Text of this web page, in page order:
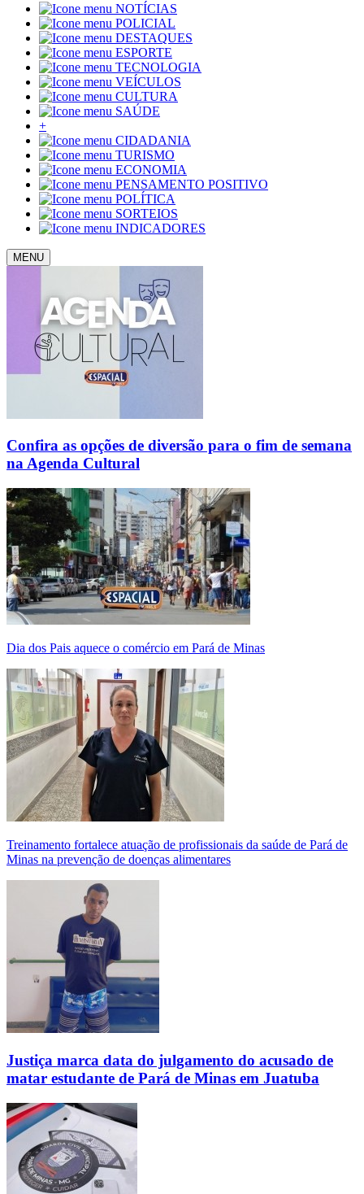
NOTÍCIAS
POLICIAL
DESTAQUES
ESPORTE
TECNOLOGIA
VEÍCULOS
CULTURA
SAÚDE
+
CIDADANIA
TURISMO
ECONOMIA
PENSAMENTO POSITIVO
POLÍTICA
SORTEIOS
INDICADORES
MENU
Confira as opções de diversão para o fim de semana
na Agenda Cultural
Dia dos Pais aquece o comércio em Pará de Minas
Treinamento fortalece atuação de profissionais da saúde de Pará de
Minas na prevenção de doenças alimentares
Justiça marca data do julgamento do acusado de
matar estudante de Pará de Minas em Juatuba